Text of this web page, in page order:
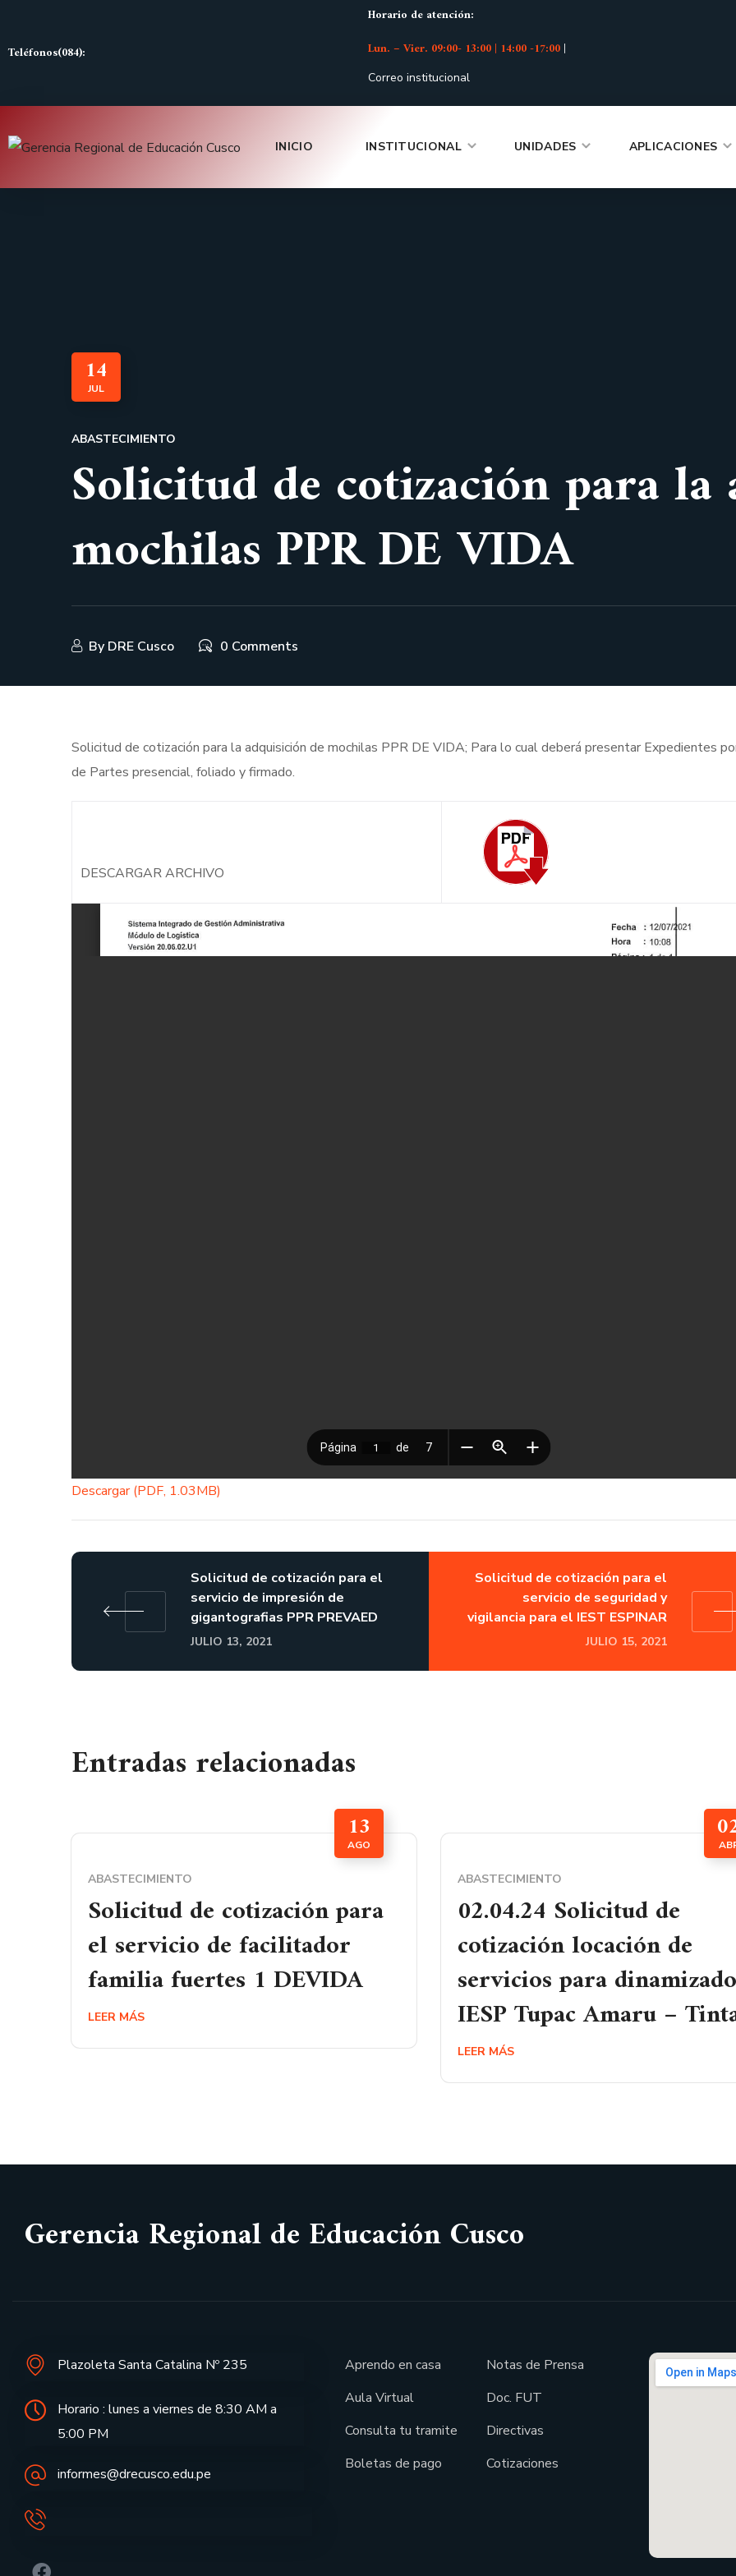
Teléfonos(084):
Horario de atención:
Lun. – Vier. 09:00- 13:00 | 14:00 -17:00|
Correo institucional
INICIO INSTITUCIONAL UNIDADES APLICACIONES
14
JUL
ABASTECIMIENTO
Solicitud de cotización para la
mochilas PPR DE VIDA
By DRE Cusco 0 Comments
Solicitud de cotización para la adquisición de mochilas PPR DE VIDA; Para lo cual deberá presentar Expedientes
de Partes presencial, foliado y firmado.
DESCARGAR ARCHIVO
Descargar (PDF, 1.03MB)
Solicitud de cotización para el
servicio de impresión de
gigantografias PPR PREVAED
JULIO 13, 2021
Solicitud de cotización para el
servicio de seguridad y
vigilancia para el IEST ESPINAR
JULIO 15, 2021
Entradas relacionadas
13
AGO
ABASTECIMIENTO
Solicitud de cotización para
el servicio de facilitador
familia fuertes 1 DEVIDA
LEER MÁS
ABASTECIMIENTO
02.04.24 Solicitud de
cotización locación de
servicios para
IESP Tupac Amaru –
LEER MÁS
Gerencia Regional de Educación Cusco
Plazoleta Santa Catalina Nº 235
Horario : lunes a viernes de 8:30 AM a
5:00 PM
informes@drecusco.edu.pe
Aprendo en casa
Aula Virtual
Consulta tu tramite
Boletas de pago
Notas de Prensa
Doc. FUT
Directivas
Cotizaciones